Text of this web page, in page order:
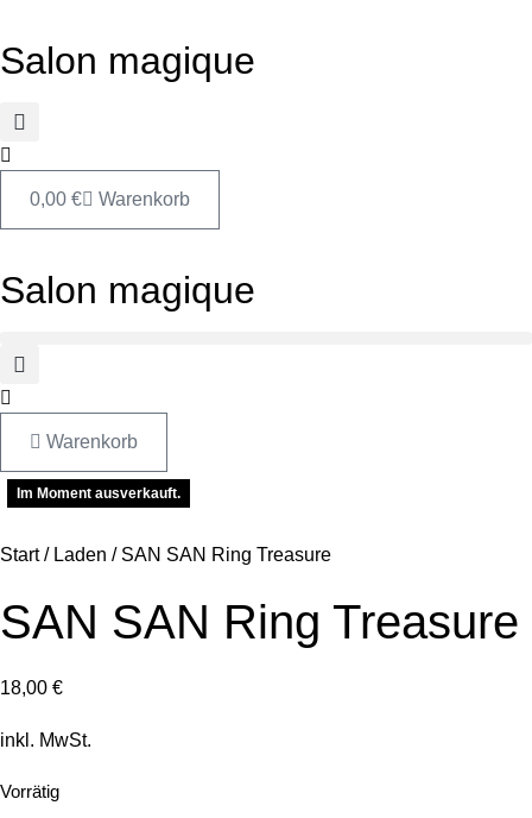
springen
Salon magique
0,00 € Warenkorb
Salon magique
Warenkorb
Start/ Laden / SAN SAN Ring Treasure
SAN SAN Ring Treasure
18,00 €
inkl. MwSt.
Vorrätig
Im Moment ausverkauft.
Im Moment ausverkauft.
Im Moment ausverkauft.